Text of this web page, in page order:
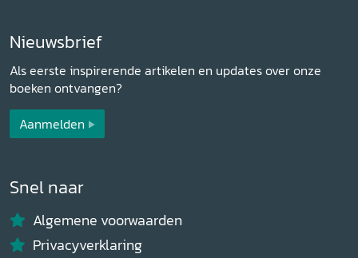
Nieuwsbrief
Als eerste inspirerende artikelen en updates over onze
boeken ontvangen?
Aanmelden
Snel naar
Algemene voorwaarden
Privacyverklaring